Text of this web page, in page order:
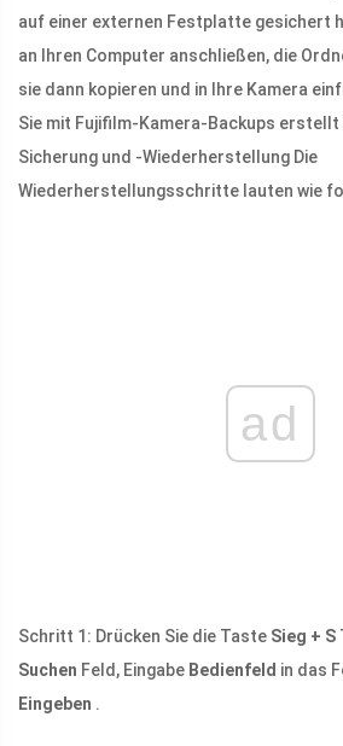
auf einer externen Festplatte gesichert
an Ihren Computer anschließen, die
sie dann kopieren und in Ihre Kamera
Sie mit Fujifilm-Kamera-Backups erstellt
Sicherung und -Wiederherstellung Die
Wiederherstellungsschritte lauten wie
ad
Schritt 1: Drücken Sie die Taste Sieg + S
Suchen Feld, Eingabe Bedienfeld in das
Eingeben .